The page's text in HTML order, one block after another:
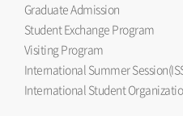
Graduate Admission
Student Exchange Program
Visiting Program
International Summer
International Student